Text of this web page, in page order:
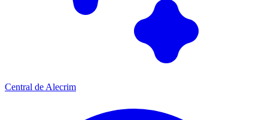
Central de Alecrim